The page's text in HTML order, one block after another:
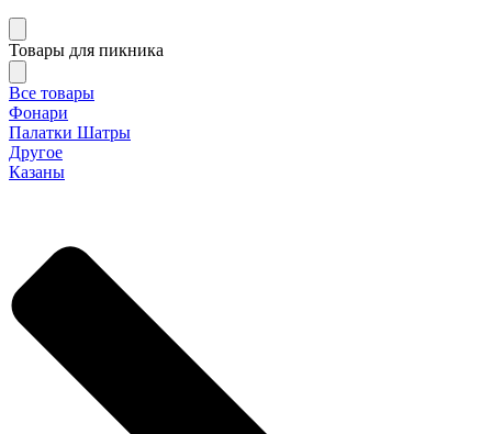
Товары для пикника
Все товары
Фонари
Палатки Шатры
Другое
Казаны